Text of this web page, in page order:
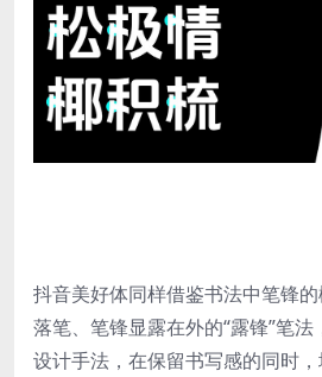
抖音美好体同样借鉴书法中笔锋
落笔、笔锋显露在外的“露锋”笔
设计手法，在保留书写感的同时